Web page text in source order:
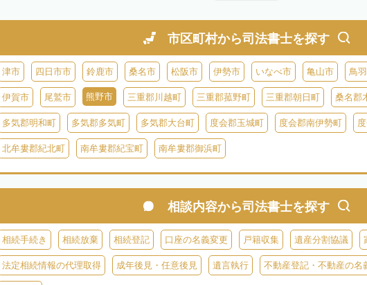
市区町村から司法書士を探す
津市 四日市市 鈴鹿市 桑名市 松阪市 伊勢市 いなべ市 亀山市 鳥
伊賀市 尾鷲市 熊野市 三重郡川越町 三重郡菰野町 三重郡朝日町 桑名郡
多気郡明和町 多気郡多気町 多気郡大台町 度会郡玉城町 度会郡南伊勢町
北牟婁郡紀北町 南牟婁郡紀宝町 南牟婁郡御浜町
相談内容から司法書士を探す
相続手続き 相続放棄 相続登記 口座の名義変更 戸籍収集 遺産分割協議
法定相続情報の代理取得 成年後見・任意後見 遺言執行 不動産登記・不動産の名